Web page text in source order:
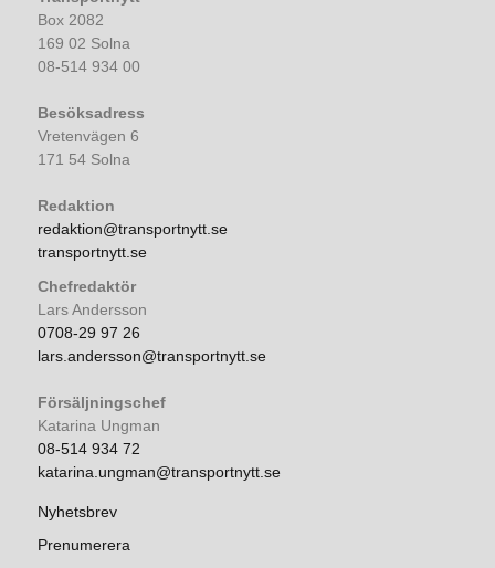
Box 2082
169 02 Solna
08-514 934 00
Besöksadress
Vretenvägen 6
171 54 Solna
Redaktion
redaktion@transportnytt.se
transportnytt.se
Chefredaktör
Lars Andersson
0708-29 97 26
lars.andersson@transportnytt.se
Försäljningschef
Katarina Ungman
08-514 934 72
katarina.ungman@transportnytt.se
Nyhetsbrev
Prenumerera